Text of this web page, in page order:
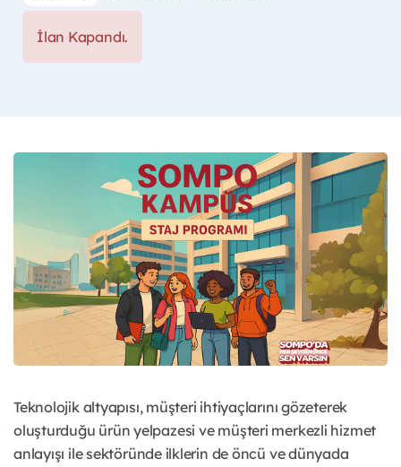
İlan Kapandı.
Teknolojik altyapısı, müşteri ihtiyaçlarını gözeterek
oluşturduğu ürün yelpazesi ve müşteri merkezli hizmet
anlayışı ile sektöründe ilklerin de öncü ve dünyada